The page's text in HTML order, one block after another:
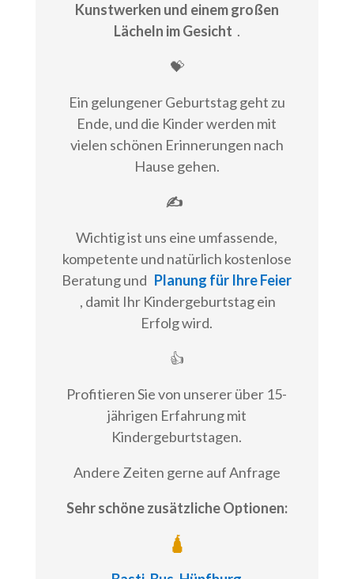
Kunstwerken und einem großen
Lächeln im Gesicht .
💝
Ein gelungener Geburtstag geht zu
Ende, und die Kinder werden mit
vielen schönen Erinnerungen nach
Hause gehen.
✍
Wichtig ist uns eine umfassende,
kompetente und natürlich kostenlose
Beratung und Planung für Ihre Feier
, damit Ihr Kindergeburtstag ein
Erfolg wird.
👍
Profitieren Sie von unserer über 15-
jährigen Erfahrung mit
Kindergeburtstagen.
Andere Zeiten gerne auf Anfrage
Sehr schöne zusätzliche Optionen:
🛕